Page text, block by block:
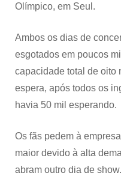
Olímpico, em Seul.
Ambos os dias de
esgotados em poucos
capacidade total de oito
espera, após todos os
havia 50 mil esperando.
Os fãs pedem à
maior devido à alta
abram outro dia de show.